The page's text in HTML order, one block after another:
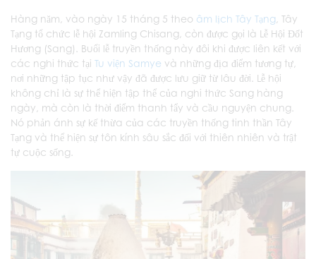
Hàng năm, vào ngày 15 tháng 5 theo âm lịch Tây Tạng, Tây
Tạng tổ chức lễ hội Zamling Chisang, còn được gọi là Lễ Hội Đốt
Hương (Sang). Buổi lễ truyền thống này đôi khi được liên kết với
các nghi thức tại Tu viện Samye và những địa điểm tương tự,
nơi những tập tục như vậy đã được lưu giữ từ lâu đời. Lễ hội
không chỉ là sự thể hiện tập thể của nghi thức Sang hàng
ngày, mà còn là thời điểm thanh tẩy và cầu nguyện chung.
Nó phản ánh sự kế thừa của các truyền thống tinh thần Tây
Tạng và thể hiện sự tôn kính sâu sắc đối với thiên nhiên và trật
tự cuộc sống.